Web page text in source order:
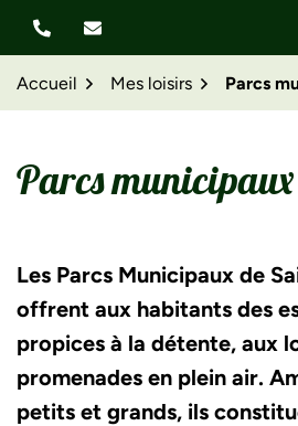
Accueil Mes loisirs Parcs
Parcs municipaux
Les Parcs Municipaux de
offrent aux habitants des
propices à la détente, aux
promenades en plein air.
petits et grands, ils